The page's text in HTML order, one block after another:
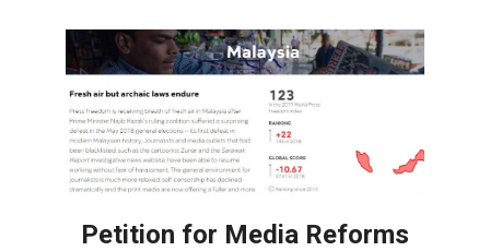
Petition for Media Reforms